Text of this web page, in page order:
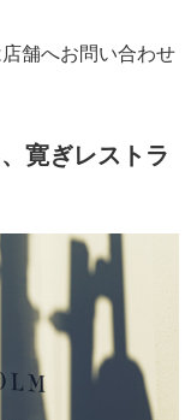
舗へお問い合わせ
寛ぎレストラ